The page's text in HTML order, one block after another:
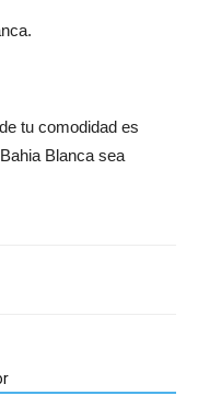
tu comodidad es
Blanca sea